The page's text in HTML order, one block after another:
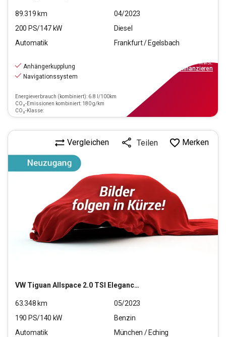
89.319 km
04/2023
200 PS/147 kW
Diesel
Automatik
Frankfurt / Egelsbach
Anhängerkupplung
Navigationssystem
Energieverbrauch (kombiniert): 6.8 l/100km
CO₂-Emissionen kombiniert: 180 g/km
CO₂-Klasse:
inkl.MwSt.
finanzieren
VW Tiguan Allspace 2.0 TSI Elegance 4Motion (EURO 6d)
Vergleichen Teilen Merken
63.348 km
05/2023
190 PS/140 kW
Benzin
Automatik
München / Eching